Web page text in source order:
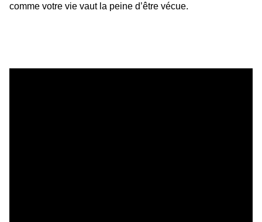
comme votre vie vaut la peine d’être vécue.